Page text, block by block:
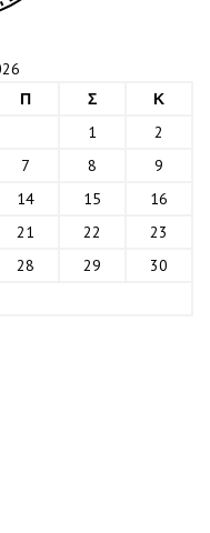
Π Σ
Κ
1
2
7 8
9
14 15
16
21 22
23
28 29
30